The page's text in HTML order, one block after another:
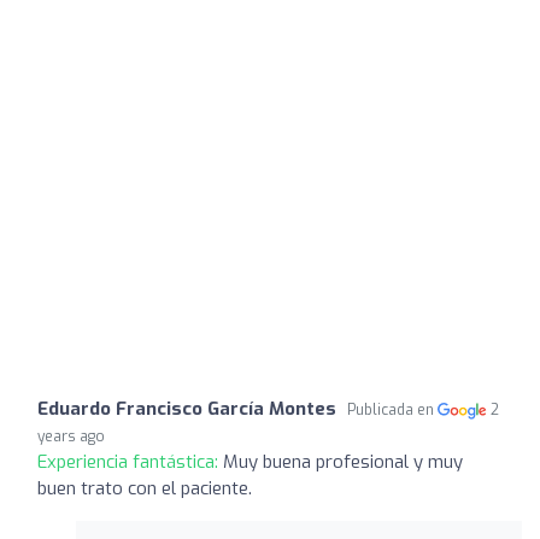
Eduardo Francisco García Montes Publicada en
2
years ago
Experiencia fantástica: Muy buena profesional y muy
buen trato con el paciente.